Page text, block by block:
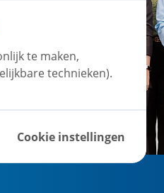
te maken,
technieken).
Cookie instellingen